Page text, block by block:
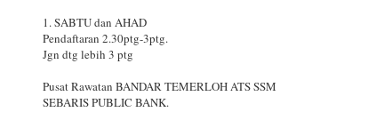
1. SABTU dan AHAD
Pendaftaran 2.30ptg-3ptg.
Jgn dtg lebih 3 ptg
Pusat Rawatan BANDAR TEMERLOH ATS SSM
SEBARIS PUBLIC BANK.